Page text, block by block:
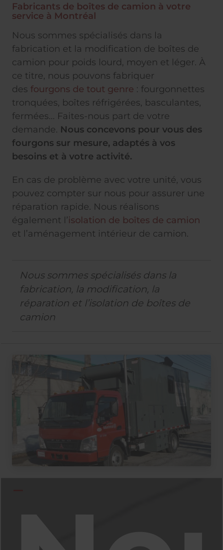
Fabricants de boîtes de camion à votre
service à Montréal
Nous sommes spécialisés dans la
fabrication et la modification de boîtes de
camion pour poids lourd, moyen et léger. À
ce titre, nous pouvons fabriquer
des fourgons de tout genre : fourgonnettes
tronquées, boîtes réfrigérées, basculantes,
fermées... Faites-nous part de votre
demande. Nous concevons pour vous des
fourgons sur mesure, adaptés à vos
besoins et à votre activité.
En cas de problème avec votre unité, vous
pouvez compter sur nous pour assurer une
réparation rapide. Nous réalisons
également l’isolation de boîtes de camion
et l’aménagement intérieur de camion.
Nous sommes spécialisés dans la
fabrication, la modification, la
réparation et l’isolation de boîtes de
camion